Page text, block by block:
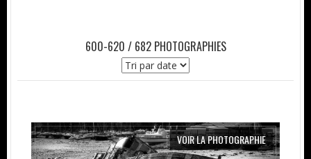
600-620 / 682 PHOTOGRAPHIES
VOIR LA PHOTOGRAPHIE